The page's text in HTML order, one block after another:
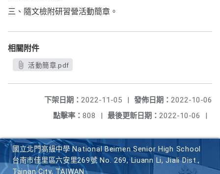
三、隨文檢附研習營活動簡章。
相關附件
活動簡章.pdf
發佈日期： 2022-10-06
下架日期： 2022-11-05
|
最後更新日期： 2022-10-06 |
點擊率： 808 |
國立北門高級中學 National Beimen Senior High School
台南市佳里區六安里269號 No. 269, Liuann Li, Jiali Dist.,
Tainan City, TAIWAN